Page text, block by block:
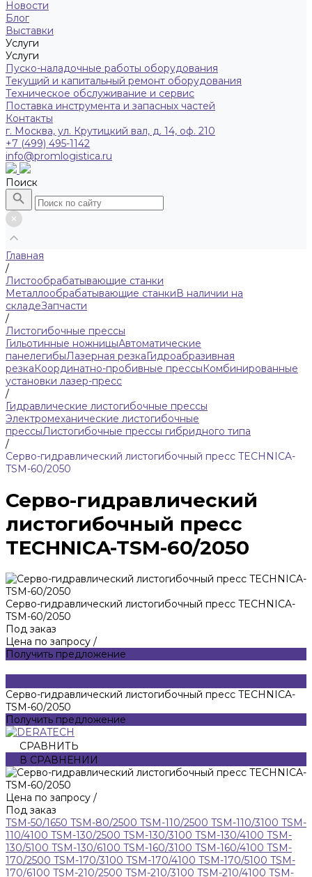
Новости
Блог
Выставки
Услуги
Услуги
Пуско-наладочные работы оборудования
Текущий и капитальный ремонт оборудования
Техническое обслуживание и сервис
Поставка инструмента и запасных частей
Контакты
г. Москва, ул. Крутицкий вал, д. 14, оф. 210
+7 (499) 495-1142
info@promlogistica.ru
Поиск
Главная
/
Листообрабатывающие станки
Металлообрабатывающие станкиВ наличии на
складеЗапчасти
/
Листогибочные прессы
Гильотинные ножницыАвтоматические
панелегибыЛазерная резкаГидроабразивная
резкаКоординатно-пробивные прессыКомбинированные
установки лазер-пресс
/
Гидравлические листогибочные прессы
Электромеханические листогибочные
прессыЛистогибочные прессы гибридного типа
/
Серво-гидравлический листогибочный пресс TECHNICA-
TSM-60/2050
Серво-гидравлический
листогибочный пресс
TECHNICA-TSM-60/2050
Серво-гидравлический листогибочный пресс TECHNICA-
TSM-60/2050
Под заказ
Цена по запросу /
Получить предложение
Серво-гидравлический листогибочный пресс TECHNICA-
TSM-60/2050
Получить предложение
СРАВНИТЬ
В СРАВНЕНИИ
Цена по запросу /
Под заказ
TSM-50/1650 TSM-80/2500 TSM-110/2500 TSM-110/3100 TSM-
110/4100 TSM-130/2500 TSM-130/3100 TSM-130/4100 TSM-
130/5100 TSM-130/6100 TSM-160/3100 TSM-160/4100 TSM-
170/2500 TSM-170/3100 TSM-170/4100 TSM-170/5100 TSM-
170/6100 TSM-210/2500 TSM-210/3100 TSM-210/4100 TSM-